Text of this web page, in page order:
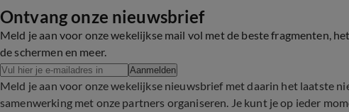
Ontvang onze nieuwsbrief
Meld je aan voor onze wekelijkse mail vol met de beste fragmenten,
de schermen en meer.
Aanmelden
Meld je aan voor onze wekelijkse nieuwsbrief met daarin het laatste
samenwerking met onze partners organiseren. Je kunt je op ieder